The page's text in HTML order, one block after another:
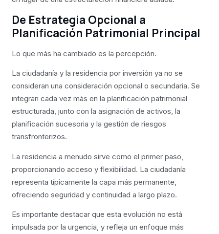
De Estrategia Opcional a
Planificación Patrimonial Principal
Lo que más ha cambiado es la percepción.
La ciudadanía y la residencia por inversión ya no se
consideran una consideración opcional o secundaria. Se
integran cada vez más en la planificación patrimonial
estructurada, junto con la asignación de activos, la
planificación sucesoria y la gestión de riesgos
transfronterizos.
La residencia a menudo sirve como el primer paso,
proporcionando acceso y flexibilidad. La ciudadanía
representa típicamente la capa más permanente,
ofreciendo seguridad y continuidad a largo plazo.
Es importante destacar que esta evolución no está
impulsada por la urgencia, y refleja un enfoque más